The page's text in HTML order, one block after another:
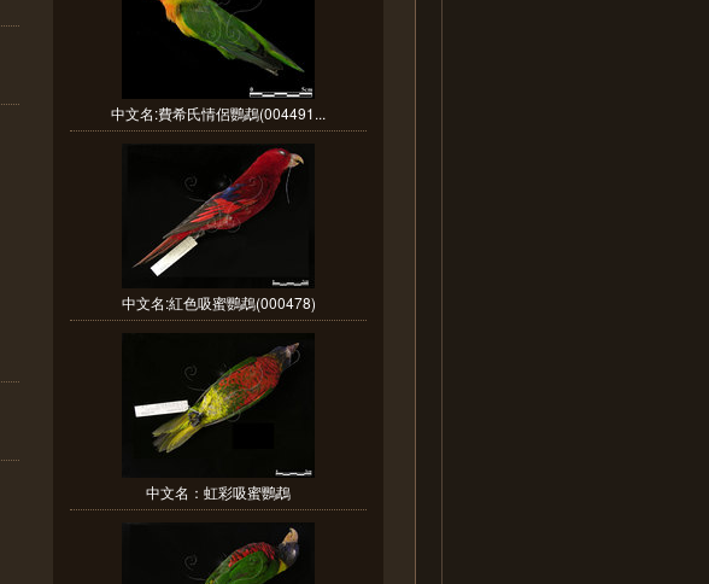
中文名:費希氏情侶鸚鵡(004491...
中文名:紅色吸蜜鸚鵡(000478)
中文名：虹彩吸蜜鸚鵡